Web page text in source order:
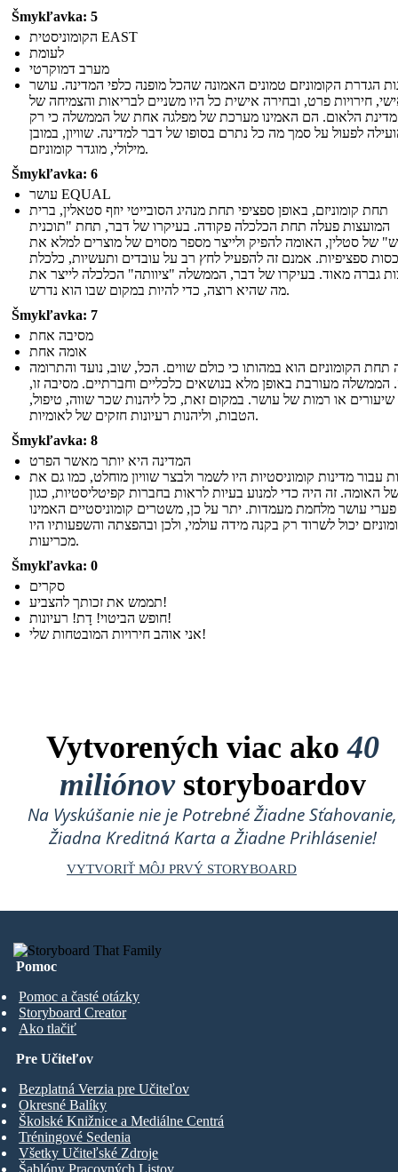
Šmykľavka: 5
הקומוניסטית EAST
לעומת
מערב דמוקרטי
הגדרת הקומוניזם טמונים האמונה שהכל מופנה כלפי המדינה. עושר
חירויות פרט, ובחירה אישית כל היו משניים לבריאות והצמיחה של
מדינת הלאום. הם האמינו מערכת של מפלגה אחת של הממשלה כי רק
לפעול על סמך מה כל נתרם בסופו של דבר למדינה. שוויון, במובן
מילולי, מוגדר קומוניזם.
Šmykľavka: 6
עושר EQUAL
תחת קומוניזם, באופן ספציפי תחת מנהיג הסובייטי יוזף סטאלין, ברית
המועצות פעלה תחת הכלכלה פקודה. בעיקרו של דבר, תחת "תוכנית
של סטלין, האומה להפיק ולייצר מספר מסוים של מוצרים למלא את
ספציפיות. אמנם זה להפעיל לחץ רב על עובדים ותעשיות, כלכלת
גברה מאוד. בעיקרו של דבר, הממשלה "ציוותה" הכלכלה לייצר את
מה שהיא רוצה, כדי להיות במקום שבו הוא נדרש.
Šmykľavka: 7
מסיבה אחת
אומה אחת
תחת הקומוניזם הוא במהותו כי כולם שווים. הכל, שוב, נועד והתרומה
הממשלה מעורבת באופן מלא בנושאים כלכליים וחברתיים. מסיבה זו,
שיעורים או רמות של עושר. במקום זאת, כל ליהנות שכר שווה, טיפול,
הטבות, וליהנות רעיונות חזקים של לאומיות.
Šmykľavka: 8
המדינה היא יותר מאשר הפרט
עבור מדינות קומוניסטיות היו לשמר ולבצר שוויון מוחלט, כמו גם את
האומה. זה היה כדי למנוע בעיות לראות בחברות קפיטליסטיות, כגון
פערי עושר מלחמת מעמדות. יתר על כן, משטרים קומוניסטיים האמינו
יכול לשרוד רק בקנה מידה עולמי, ולכן ובהפצתה והשפעותיו היו
מכריעות.
Šmykľavka: 0
סקרים
תממש את זכותך להצביע!
חופש הביטוי! דָת! רעיונות!
אני אוהב חירויות המובטחות שלי!
Vytvorených viac ako40
miliónovstoryboardov
Na Vyskúšanie nie je Potrebné Žiadne Sťahovanie,
Žiadna Kreditná Karta a Žiadne Prihlásenie!
VYTVORIŤ MÔJ PRVÝ STORYBOARD
Pomoc
Pomoc a časté otázky
Storyboard Creator
Ako tlačiť
Pre Učiteľov
Bezplatná Verzia pre Učiteľov
Okresné Balíky
Školské Knižnice a Mediálne Centrá
Tréningové Sedenia
Všetky Učiteľské Zdroje
Šablóny Pracovných Listov